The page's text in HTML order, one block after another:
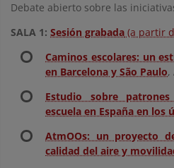
Debate abierto sobre las
SALA 1: Sesión grabada (a partir
Caminos escolares: un
en Barcelona y São Paulo,
Estudio sobre
escuela en España en los
AtmOOs: un proyecto
calidad del aire y